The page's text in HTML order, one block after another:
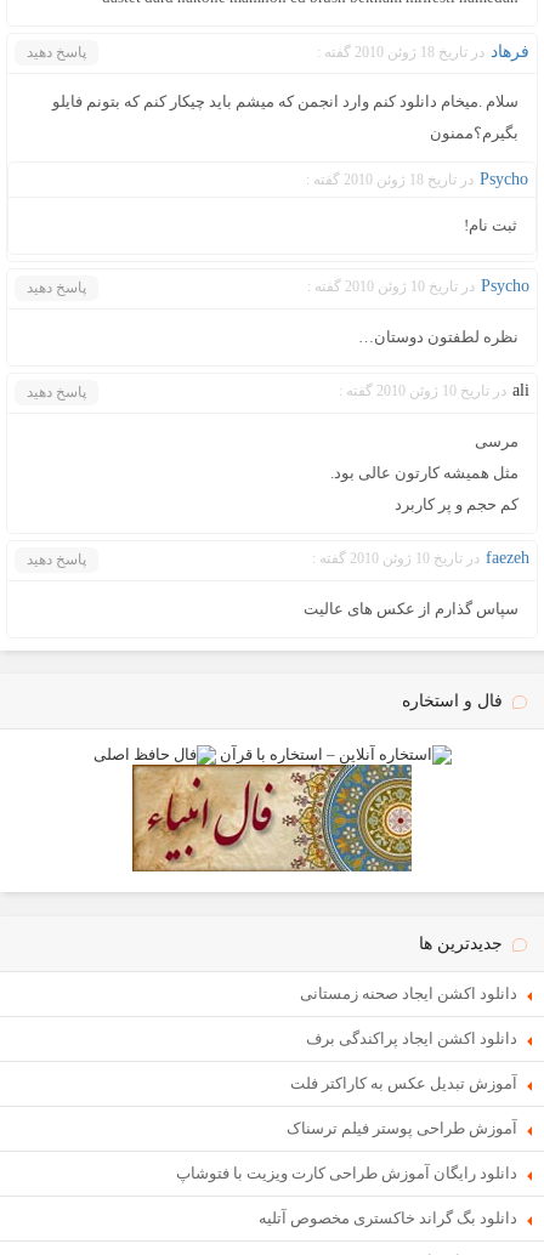
فرهاد در تاریخ 18 ژوئن 2010 گفته : پاسخ دهید
سلام .میخام دانلود کنم وارد انجمن که میشم باید چیکار کنم که بتونم فایلو
بگیرم؟ممنون
Psycho در تاریخ 18 ژوئن 2010 گفته :
ثبت نام!
Psycho در تاریخ 10 ژوئن 2010 گفته : پاسخ دهید
نظره لطفتون دوستان…
ali در تاریخ 10 ژوئن 2010 گفته : پاسخ دهید
مرسی
مثل همیشه کارتون عالی بود.
کم حجم و پر کاربرد
faezeh در تاریخ 10 ژوئن 2010 گفته : پاسخ دهید
سپاس گذارم از عکس های عالیت
فال و استخاره
جدیدترین ها
دانلود اکشن ایجاد صحنه زمستانی
دانلود اکشن ایجاد پراکندگی برف
آموزش تبدیل عکس به کاراکتر فلت
آموزش طراحی پوستر فیلم ترسناک
دانلود رایگان آموزش طراحی کارت ویزیت با فتوشاپ
دانلود بگ گراند خاکستری مخصوص آتلیه